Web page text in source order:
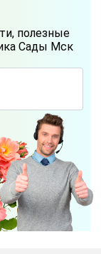
полезные
Сады Мск